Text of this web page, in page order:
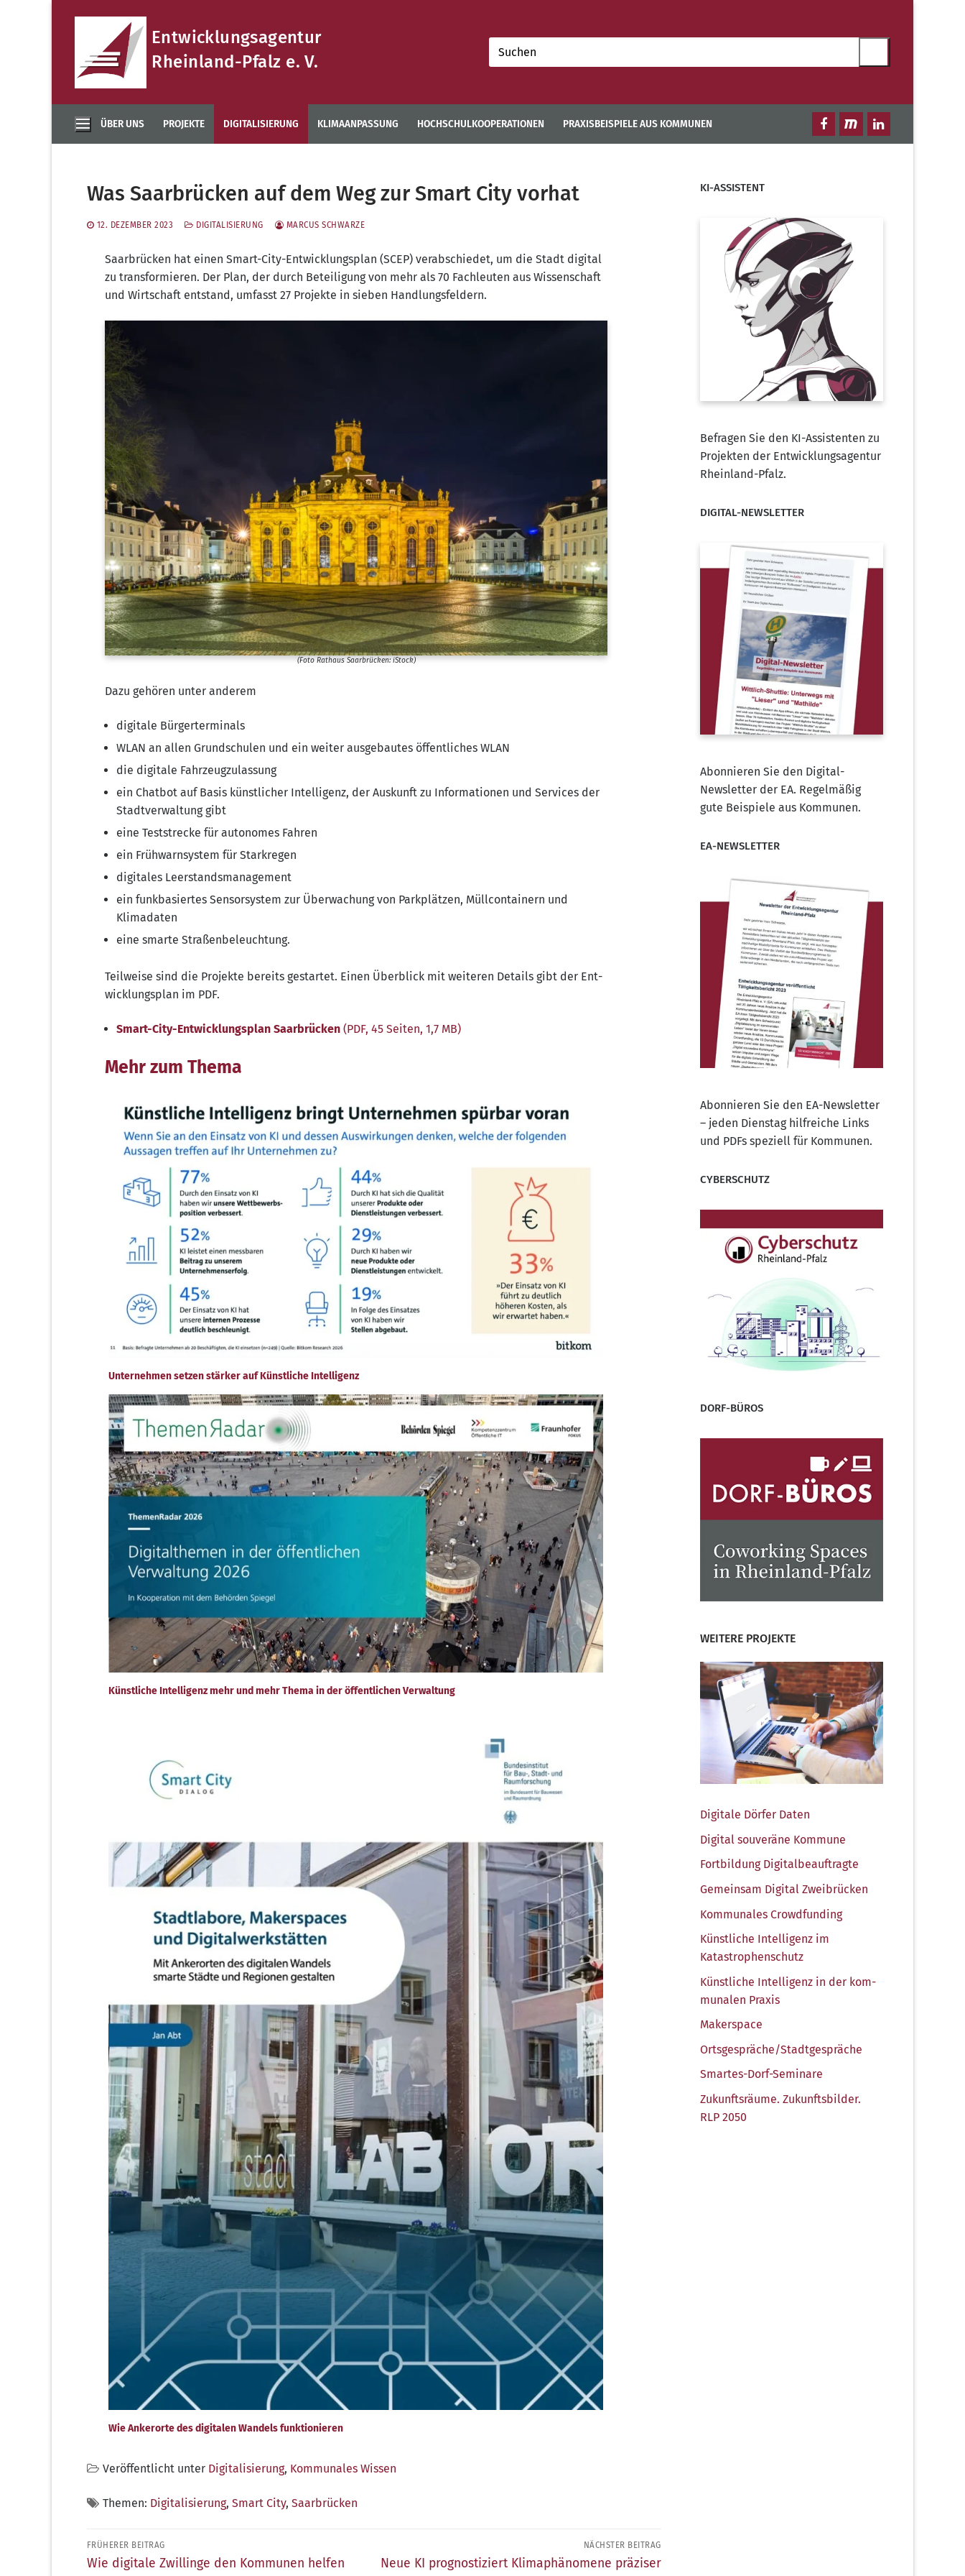
Entwicklungsagentur
Rheinland-Pfalz e. V.
Suchen
nach:
ÜBER UNS PROJEKTE DIGITALISIERUNG KLIMAANPASSUNG HOCHSCHULKOOPERATIONEN PRAXISBEISPIELE AUS KOMMUNEN
Was Saarbrücken auf dem Weg zur Smart City vorhat
12. DEZEMBER 2023 DIGITALISIERUNG MARCUS SCHWARZE
Saar­brü­cken hat einen Smart-City-Ent­wick­lungs­plan (SCEP) ver­ab­schie­det, um die Stadt digi­tal
zu trans­for­mie­ren. Der Plan, der durch Betei­li­gung von mehr als 70 Fach­leu­ten aus Wis­sen­schaft
und Wirt­schaft ent­stand, umfasst 27 Pro­jek­te in sie­ben Handlungsfeldern.
(Foto Rat­haus Saar­brü­cken: iStock)
Dazu gehö­ren unter anderem
digi­ta­le Bürgerterminals
WLAN an allen Grund­schu­len und ein wei­ter aus­ge­bau­tes öffent­li­ches WLAN
die digi­ta­le Fahrzeugzulassung
ein Chat­bot auf Basis künst­li­cher Intel­li­genz, der Aus­kunft zu Infor­ma­tio­nen und Ser­vices der
Stadt­ver­wal­tung gibt
eine Test­stre­cke für auto­no­mes Fahren
ein Früh­warn­sys­tem für Starkregen
digi­ta­les Leerstandsmanagement
ein funk­ba­sier­tes Sen­sor­sys­tem zur Über­wa­chung von Park­plät­zen, Müll­con­tai­nern und
Klimadaten
eine smar­te Straßenbeleuchtung.
Teil­wei­se sind die Pro­jek­te bereits gestar­tet. Einen Über­blick mit wei­te­ren Details gibt der Ent­
wick­lungs­plan im PDF.
Smart-City-Ent­wick­lungs­plan Saar­brü­cken (PDF, 45 Sei­ten, 1,7 MB)
Mehr zum Thema
Unternehmen setzen stärker auf Künstliche Intelligenz
Künstliche Intelligenz mehr und mehr Thema in der öffentlichen Verwaltung
Wie Ankerorte des digitalen Wandels funktionieren
Veröffentlicht unter Digitalisierung, Kommunales Wissen
Themen: Digitalisierung, Smart City, Saarbrücken
Beitragsnavigation
FRÜHERER BEITRAG
Früherer
Wie digitale Zwillinge den Kommunen helfen
NÄCHSTER BEITRAG
Nächster
Neue KI prognostiziert Klimaphänomene präziser
KI-ASSISTENT
Befragen Sie den KI-Assistenten zu
Projekten der Entwicklungsagentur
Rheinland-Pfalz.
DIGITAL-NEWSLETTER
Abonnieren Sie den Digital-
Newsletter der EA. Regelmäßig
gute Beispiele aus Kommunen.
EA-NEWSLETTER
Abonnieren Sie den EA-Newsletter
– jeden Dienstag hilfreiche Links
und PDFs speziell für Kommunen.
CYBERSCHUTZ
DORF-BÜROS
WEITERE PROJEKTE
Digi­ta­le Dör­fer Daten
Digi­tal sou­ve­rä­ne Kommune
Fort­bil­dung Digitalbeauftragte
Gemein­sam Digi­tal Zweibrücken
Kom­mu­na­les Crowdfunding
Künst­li­che Intel­li­genz im
Katastrophenschutz
Künst­li­che Intel­li­genz in der kom­
mu­na­len Praxis
Maker­space
Ortsgespräche/​Stadtgespräche
Smar­tes-Dorf-Semi­na­re
Zukunfts­räu­me. Zukunfts­bil­der.
RLP 2050